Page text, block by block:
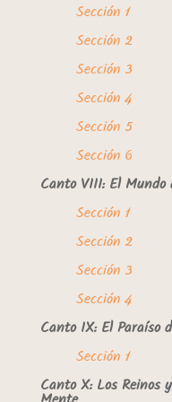
Sección 1
Sección 2
Sección 3
Sección 4
Sección 5
Sección 6
Canto VIII: El Mundo
Sección 1
Sección 2
Sección 3
Sección 4
Canto IX: El Paraíso
Sección 1
Canto X: Los Reinos